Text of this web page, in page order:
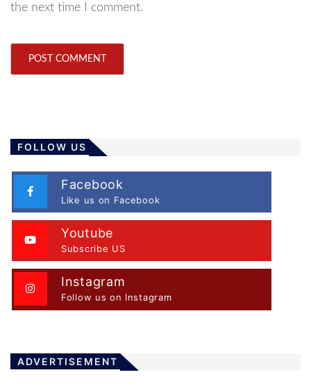
the next time I comment.
FOLLOW US
Facebook
Like us on Facebook
Youtube
Subscribe US
Instagram
Follow us on Instagram
ADVERTISEMENT